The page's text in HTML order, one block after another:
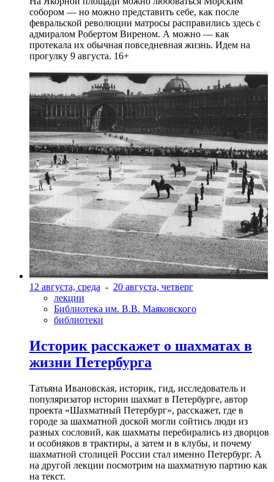
собором — но можно представить себе, как после
февральской революции матросы расправились здесь с
адмиралом Робертом Виреном. А можно — как
протекала их обычная повседневная жизнь. Идем на
прогулку 9 августа. 16+
12 августа, среда - 20 августа, четверг
лекции
Библиотека им. В.В. Маяковского
библиотеки
Историк расскажет о шахматах в
жизни Петербурга
Татьяна Ивановская, историк, гид, исследователь и
популяризатор истории шахмат в Петербурге, автор
проекта «Шахматный Петербург», расскажет, где в
городе за шахматной доской могли сойтись люди из
разных сословий, как шахматы перебирались из дворцов
и особняков в трактиры, а затем и в клубы, и почему
шахматной столицей России стал именно Петербург. А
на другой лекции посмотрим на шахматную партию как
на текст.